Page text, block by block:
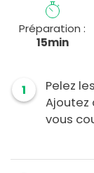
Préparation :
15min
1
Pelez
Ajoutez
vous